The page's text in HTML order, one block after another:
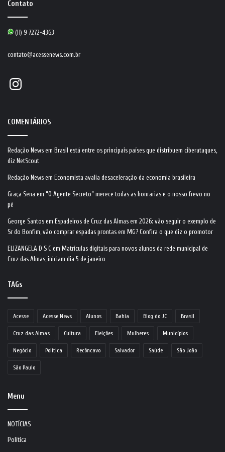
Contato
(11) 9 7272-4363
contato@acessenews.com.br
Instagram
COMENTÁRIOS
Redação News em Brasil está entre os principais países que distribuem ciberataques,
diz NetScout
Redação News em Economista avalia desaceleração da economia brasileira
Graça Sena em “O Agente Secreto” merece todas as honrarias e o nosso frevo no
pé
George Santos em Espadeiros de Cruz das Almas em 2026: vão seguir o exemplo de
Sr do Bonfim, vão comprar espadas prontas em MG? Confira o que diz o promotor
ELIZANGELA D S C em Matrículas digitais para novos alunos da rede municipal de
Cruz das Almas, iniciam dia 5 de janeiro
TAGs
Acesse Acesse News Alunos Bahia Blog do JC Brasil
Cruz das Almas Cultura Eleições Mulheres Municípios
Negócio Política Recôncavo Salvador Saúde São João
São Paulo
Menu
NOTÍCIAS
Política